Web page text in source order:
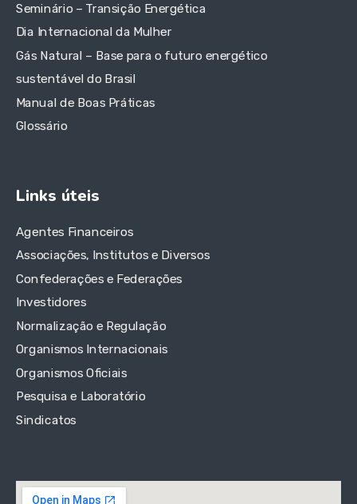
Seminário – Transição Energética
Dia Internacional da Mulher
Gás Natural – Base para o futuro energético
sustentável do Brasil
Manual de Boas Práticas
Glossário
Links úteis
Agentes Financeiros
Associações, Institutos e Diversos
Confederações e Federações
Investidores
Normalização e Regulação
Organismos Internacionais
Organismos Oficiais
Pesquisa e Laboratório
Sindicatos